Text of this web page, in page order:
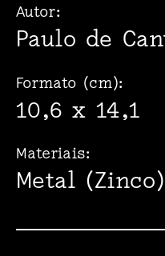
Autor:
Paulo de
Formato (cm):
10,6 x 14,1
Materiais:
Metal